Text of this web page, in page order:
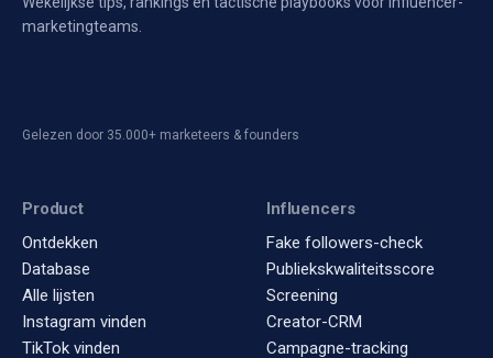
marketingteams.
Gelezen door 35.000+ marketeers & founders
Product
Ontdekken
Database
Alle lijsten
Instagram vinden
TikTok vinden
Influencers
Fake followers-check
Publiekskwaliteitsscore
Screening
Creator-CRM
Campagne-tracking